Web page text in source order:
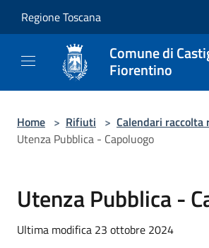
Regione Toscana
Comune di
Fiorentino
Home > Rifiuti > Calendari
Utenza Pubblica - Capoluogo
Utenza Pubblica -
Ultima modifica 23 ottobre 2024